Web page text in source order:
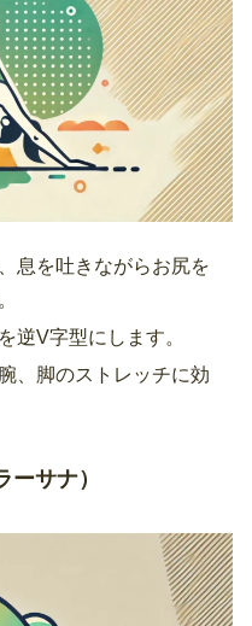
息を吐きながらお尻を
逆V字型にします。
、脚のストレッチに効
サナ）